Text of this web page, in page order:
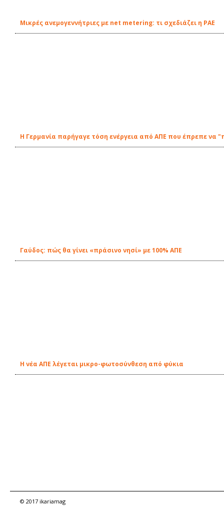
Μικρές ανεμογεννήτριες με net metering: τι σχεδιάζει η ΡΑΕ
Η Γερμανία παρήγαγε τόση ενέργεια από ΑΠΕ που έπρεπε να
Γαύδος: πώς θα γίνει «πράσινο νησί» με 100% ΑΠΕ
Η νέα ΑΠΕ λέγεται μικρο-φωτοσύνθεση από φύκια
© 2017 ikariamag